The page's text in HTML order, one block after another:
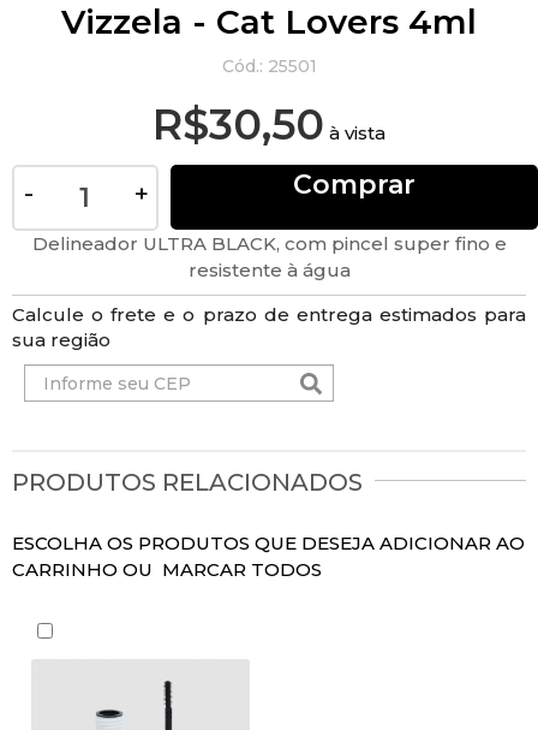
Vizzela - Cat Lovers 4ml
Cód.: 25501
R$30,50 à vista
+
- Comprar
Delineador ULTRA BLACK, com pincel super fino e
resistente à água
Calcule o frete e o prazo de entrega estimados para
sua região
PRODUTOS RELACIONADOS
ESCOLHA OS PRODUTOS QUE DESEJA ADICIONAR AO
CARRINHO OU MARCAR TODOS